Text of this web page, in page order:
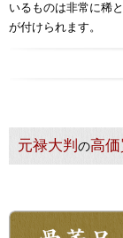
いるものは非常に稀
が付けられます。
元禄大判 の高価